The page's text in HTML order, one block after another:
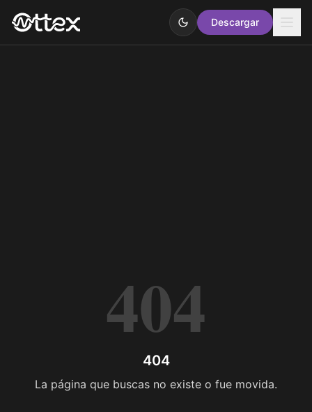
Descargar
404
404
La página que buscas no existe o fue movida.